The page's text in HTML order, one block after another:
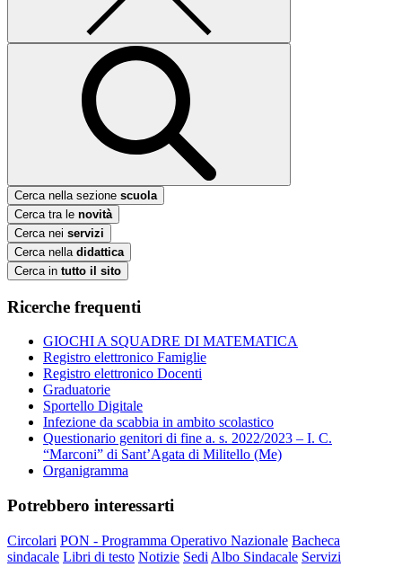
Cerca nella sezione scuola
Cerca tra le novità
Cerca nei servizi
Cerca nella didattica
Cerca in tutto il sito
Ricerche frequenti
GIOCHI A SQUADRE DI MATEMATICA
Registro elettronico Famiglie
Registro elettronico Docenti
Graduatorie
Sportello Digitale
Infezione da scabbia in ambito scolastico
Questionario genitori di fine a. s. 2022/2023 – I. C.
“Marconi” di Sant’Agata di Militello (Me)
Organigramma
Potrebbero interessarti
Circolari PON - Programma Operativo Nazionale Bacheca
sindacale Libri di testo Notizie Sedi Albo Sindacale Servizi